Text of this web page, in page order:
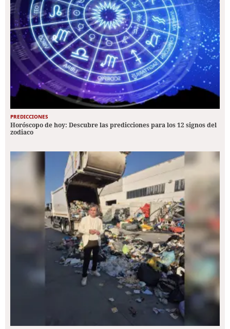
PREDICCIONES
Horóscopo de hoy: Descubre las predicciones para los 12 signos del
zodiaco